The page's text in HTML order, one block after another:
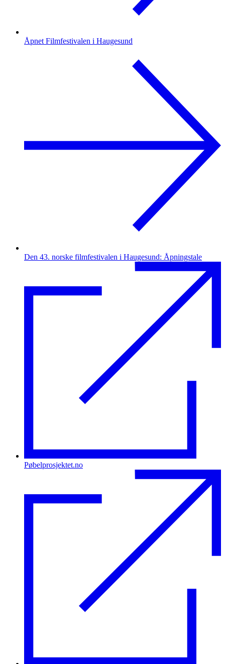
Åpnet Filmfestivalen i Haugesund
Den 43. norske filmfestivalen i Haugesund: Åpningstale
Pøbelprosjektet.no